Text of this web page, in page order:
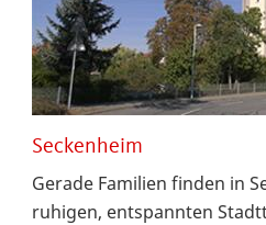
Seckenheim
Gerade Familien finden in
ruhigen, entspannten